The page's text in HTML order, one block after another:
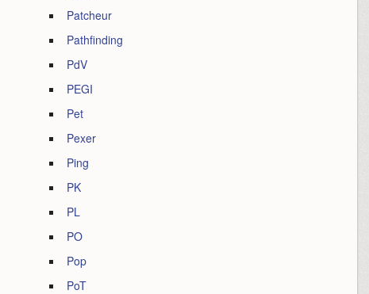
Patcheur
Pathfinding
PdV
PEGI
Pet
Pexer
Ping
PK
PL
PO
Pop
PoT